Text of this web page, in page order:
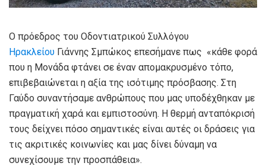
Ο πρόεδρος του Οδοντιατρικού Συλλόγου
Ηρακλείου Γιάννης Σμπώκος επεσήμανε πως «κάθε φορά
που η Μονάδα φτάνει σε έναν απομακρυσμένο τόπο,
επιβεβαιώνεται η αξία της ισότιμης πρόσβασης. Στη
Γαύδο συναντήσαμε ανθρώπους που μας υποδέχθηκαν με
πραγματική χαρά και εμπιστοσύνη. Η θερμή ανταπόκρισή
τους δείχνει πόσο σημαντικές είναι αυτές οι δράσεις για
τις ακριτικές κοινωνίες και μας δίνει δύναμη να
συνεχίσουμε την προσπάθεια».